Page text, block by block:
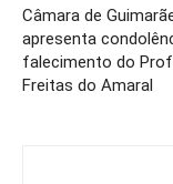
Câmara de
apresenta
falecimento do
Freitas do Amaral